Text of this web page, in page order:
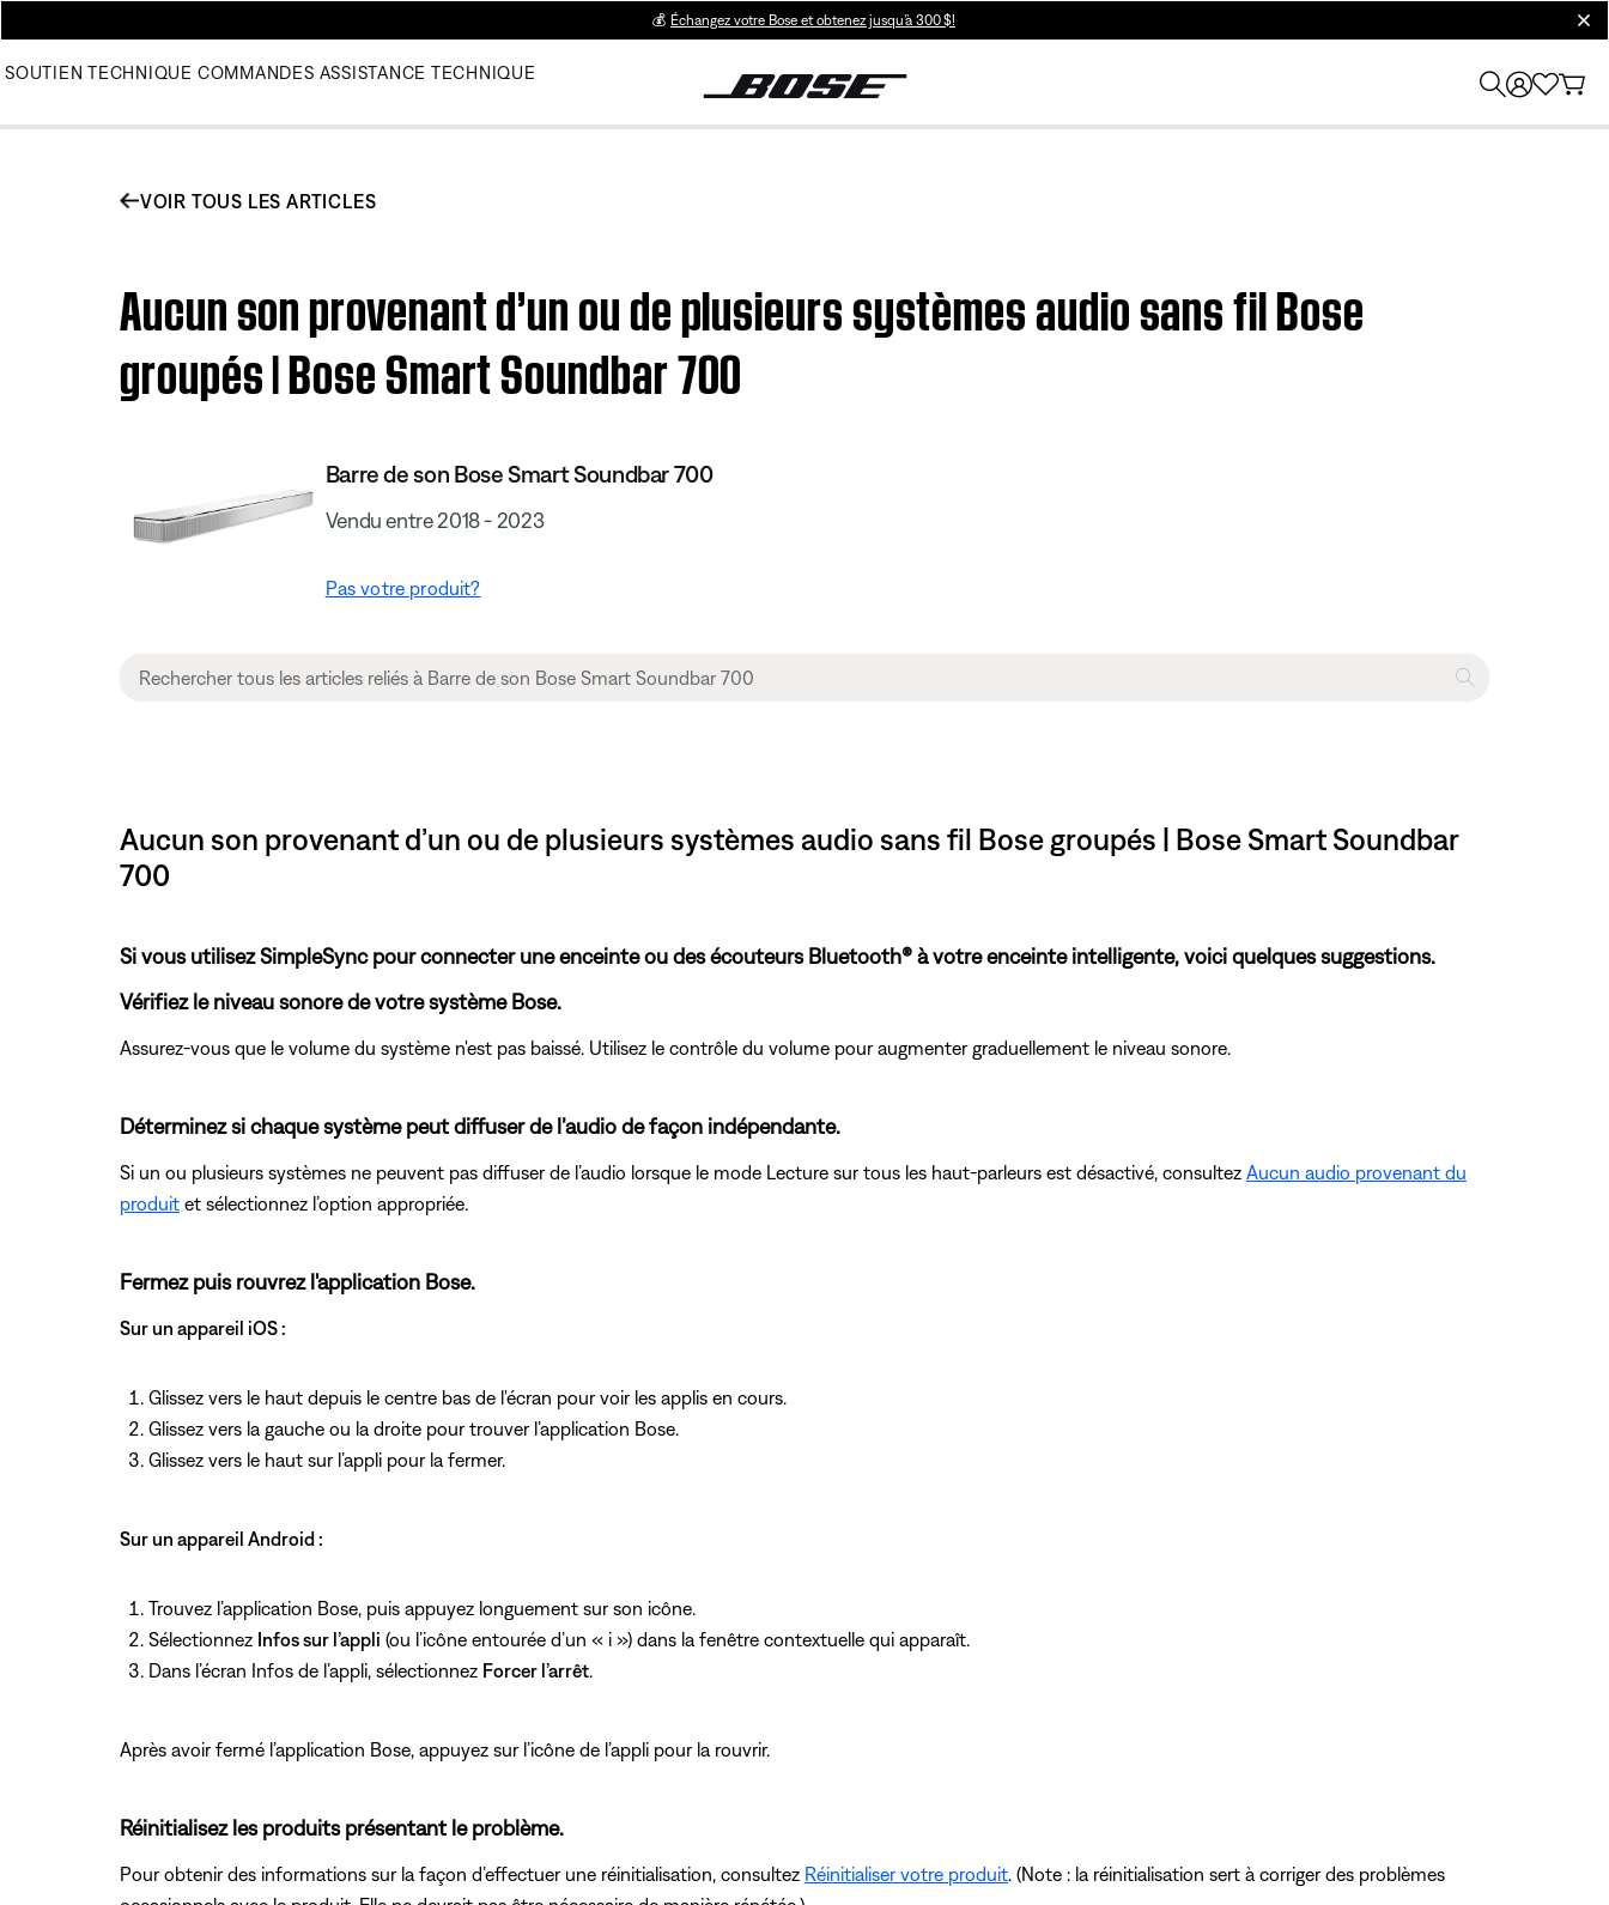
💰 Échangez votre Bose et obtenez jusqu’à 300 $!
SOUTIEN TECHNIQUE COMMANDES ASSISTANCE TECHNIQUE
VOIR TOUS LES ARTICLES
Aucun son provenant d’un ou de plusieurs systèmes audio sans fil Bose
groupés | Bose Smart Soundbar 700
Barre de son Bose Smart Soundbar 700
Vendu entre 2018 - 2023
Pas votre produit?
Aucun son provenant d’un ou de plusieurs systèmes audio sans fil Bose groupés | Bose Smart Soundbar
700
Si vous utilisez SimpleSync pour connecter une enceinte ou des écouteurs Bluetooth® à votre enceinte intelligente, voici quelques suggestions.
Vérifiez le niveau sonore de votre système Bose.
Assurez-vous que le volume du système n'est pas baissé. Utilisez le contrôle du volume pour augmenter graduellement le niveau sonore.
Déterminez si chaque système peut diffuser de l’audio de façon indépendante.
Si un ou plusieurs systèmes ne peuvent pas diffuser de l’audio lorsque le mode Lecture sur tous les haut-parleurs est désactivé, consultez Aucun audio provenant du
produit et sélectionnez l’option appropriée.
Fermez puis rouvrez l'application Bose.
Sur un appareil iOS :
Glissez vers le haut depuis le centre bas de l'écran pour voir les applis en cours.
Glissez vers la gauche ou la droite pour trouver l’application Bose.
Glissez vers le haut sur l’appli pour la fermer.
Sur un appareil Android :
Trouvez l’application Bose, puis appuyez longuement sur son icône.
Sélectionnez Infos sur l’appli (ou l’icône entourée d’un « i ») dans la fenêtre contextuelle qui apparaît.
Dans l’écran Infos de l’appli, sélectionnez Forcer l’arrêt
Après avoir fermé l’application Bose, appuyez sur l’icône de l’appli pour la rouvrir.
Réinitialisez les produits présentant le problème.
Pour obtenir des informations sur la façon d’effectuer une réinitialisation, consultez Réinitialiser votre produit . (Note : la réinitialisation sert à corriger des problèmes